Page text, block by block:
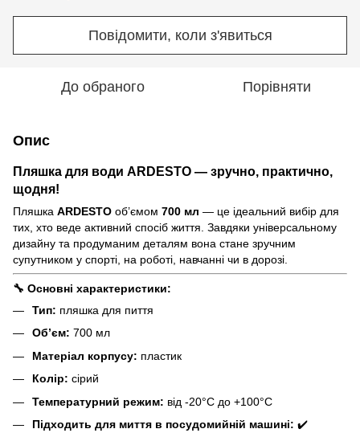
Повідомити, коли з'явиться
До обраного Порівняти
Опис
Пляшка для води ARDESTO — зручно, практично,
щодня!
Пляшка ARDESTO об’ємом 700 мл — це ідеальний вибір для
тих, хто веде активний спосіб життя. Завдяки універсальному
дизайну та продуманим деталям вона стане зручним
супутником у спорті, на роботі, навчанні чи в дорозі.
🔧 Основні характеристики:
Тип: пляшка для пиття
Обʼєм: 700 мл
Матеріал корпусу: пластик
Колір: сірий
Температурний режим: від -20°C до +100°C
Підходить для миття в посудомийній машині: ✔️